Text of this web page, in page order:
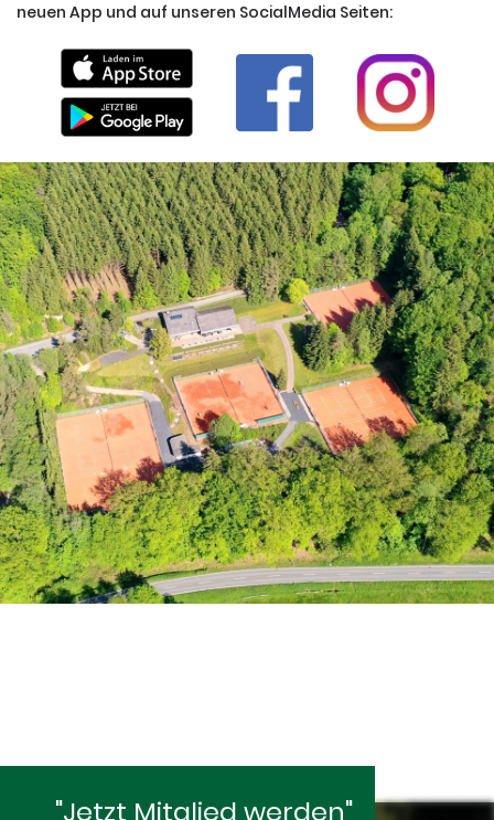
neuen App und auf unseren SocialMedia Seiten:
"Jetzt Mitglied werden"